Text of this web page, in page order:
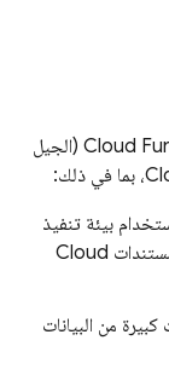
Cloud (الجيل
، بما في ذلك:
بيئة تنفيذ
Cloud
من البيانات